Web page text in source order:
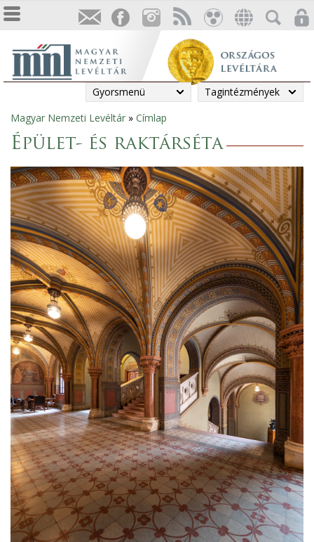
Gyorsmenü Tagintézmények
Jelenlegi
hely
Magyar Nemzeti Levéltár » Címlap
Épület- és raktárséta